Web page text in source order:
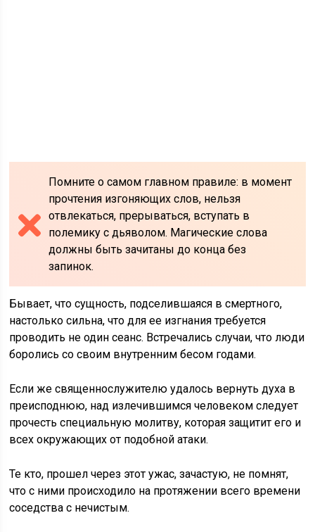
Помните о самом главном правиле: в момент
прочтения изгоняющих слов, нельзя
отвлекаться, прерываться, вступать в
полемику с дьяволом. Магические слова
должны быть зачитаны до конца без
запинок.
Бывает, что сущность, подселившаяся в смертного,
настолько сильна, что для ее изгнания требуется
проводить не один сеанс. Встречались случаи, что люди
боролись со своим внутренним бесом годами.
Если же священнослужителю удалось вернуть духа в
преисподнюю, над излечившимся человеком следует
прочесть специальную молитву, которая защитит его и
всех окружающих от подобной атаки.
Те кто, прошел через этот ужас, зачастую, не помнят,
что с ними происходило на протяжении всего времени
соседства с нечистым.